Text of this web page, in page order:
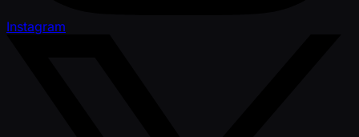
Instagram